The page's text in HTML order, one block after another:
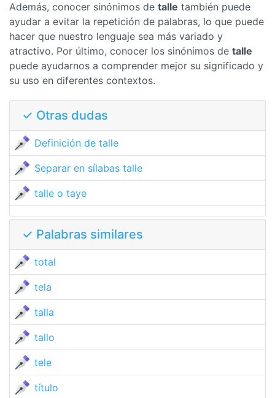
Además, conocer sinónimos de talle también puede
ayudar a evitar la repetición de palabras, lo que puede
hacer que nuestro lenguaje sea más variado y
atractivo. Por último, conocer los sinónimos de talle
puede ayudarnos a comprender mejor su significado y
su uso en diferentes contextos.
✓ Otras dudas
Definición de talle
Separar en sílabas talle
talle o taye
✓ Palabras similares
total
tela
talla
tallo
tele
título